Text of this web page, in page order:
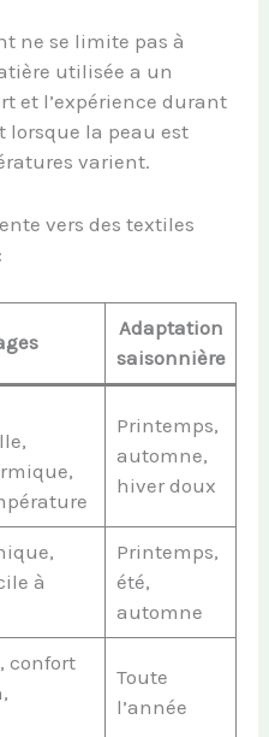
ne se limite pas à
utilisée a un
et l’expérience durant
la peau est
varient.
vers des textiles
Adaptation
saisonnière
Printemps,
automne,
hiver doux
à
Printemps,
été,
automne
confort
Toute
l’année